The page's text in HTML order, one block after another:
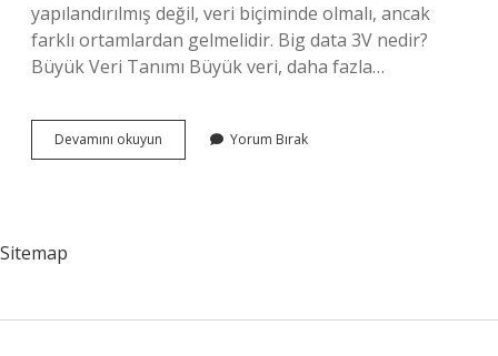
yapılandırılmış değil, veri biçiminde olmalı, ancak
farklı ortamlardan gelmelidir. Big data 3V nedir?
Büyük Veri Tanımı Büyük veri, daha fazla…
Devamını okuyun
Data
Yorum Bırak
Sitemap